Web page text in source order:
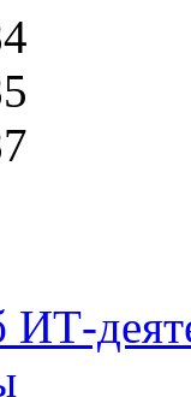
ИТ-